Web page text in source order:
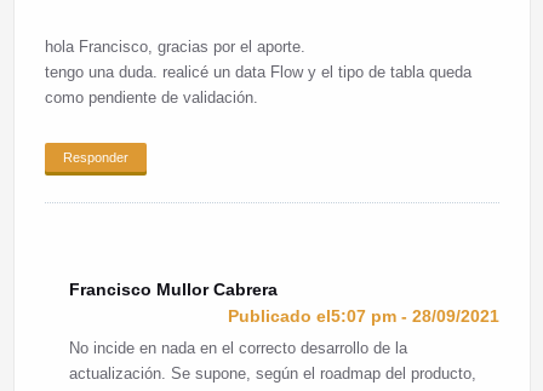
hola Francisco, gracias por el aporte.
tengo una duda. realicé un data Flow y el tipo de tabla queda
como pendiente de validación.
Responder
Francisco Mullor Cabrera
Publicado el5:07 pm - 28/09/2021
No incide en nada en el correcto desarrollo de la
actualización. Se supone, según el roadmap del producto,